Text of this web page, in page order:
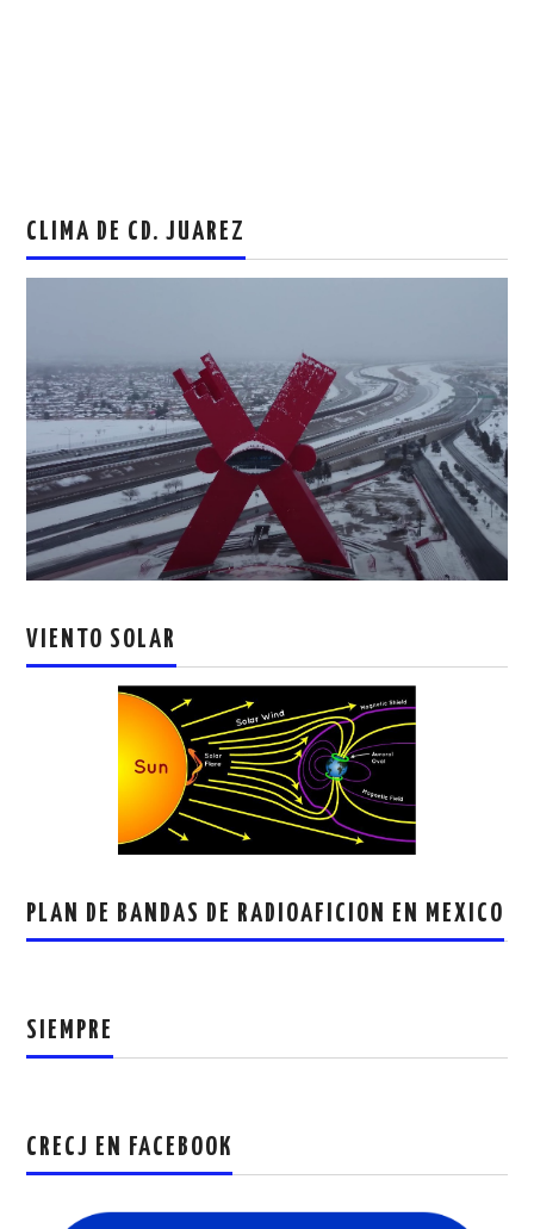
CLIMA DE CD. JUAREZ
VIENTO SOLAR
PLAN DE BANDAS DE RADIOAFICION EN MEXICO
SIEMPRE
CRECJ EN FACEBOOK